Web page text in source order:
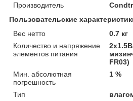
Производитель
Пользовательские
Вес нетто
0.7 кг
Количество и напряжение
элементов питания
FR03)
Мин. абсолютная
погрешность
1 %
Тип